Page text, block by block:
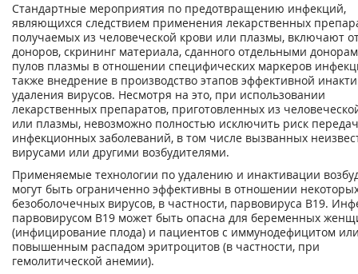
Стандартные мероприятия по предотвращению инфекций,
являющихся следствием применения лекарственных
получаемых из человеческой крови или плазмы, включают
доноров, скрининг материала, сданного отдельными
пулов плазмы в отношении специфических маркеров
также внедрение в производство этапов эффективной
удаления вирусов. Несмотря на это, при использовании
лекарственных препаратов, приготовленных из
или плазмы, невозможно полностью исключить риск
инфекционных заболеваний, в том числе вызванных
вирусами или другими возбудителями.
Применяемые технологии по удалению и инактивации
могут быть ограниченно эффективны в отношении
безоболочечных вирусов, в частности, парвовируса В19.
парвовирусом В19 может быть опасна для беременных
(инфицирование плода) и пациентов с иммунодефицитом
повышенным распадом эритроцитов (в частности, при
гемолитической анемии).